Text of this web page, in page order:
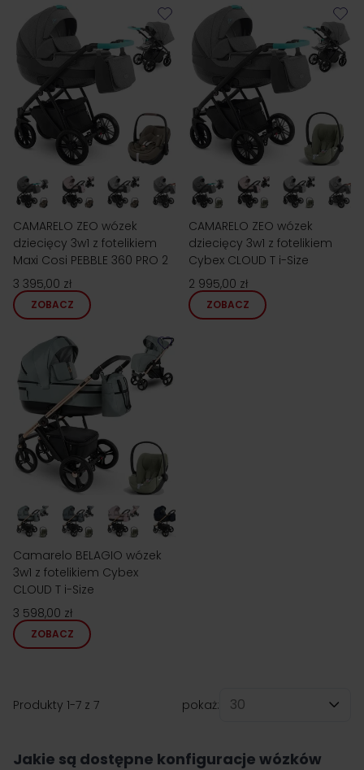
CAMARELO ZEO wózek
dziecięcy 3w1 z fotelikiem
Maxi Cosi PEBBLE 360 PRO 2
3 395,00 zł
ZOBACZ
CAMARELO ZEO wózek
dziecięcy 3w1 z fotelikiem
Cybex CLOUD T i-Size
2 995,00 zł
ZOBACZ
Camarelo BELAGIO wózek
3w1 z fotelikiem Cybex
CLOUD T i-Size
3 598,00 zł
ZOBACZ
Produkty 1-7 z 7
pokaż:
Jakie są dostępne konfiguracje wózków